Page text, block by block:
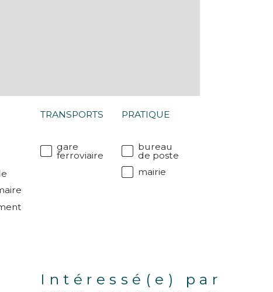
TRANSPORTS
gare
ferroviaire
PRATIQUE
bureau
de poste
mairie
Intéressé(e) par